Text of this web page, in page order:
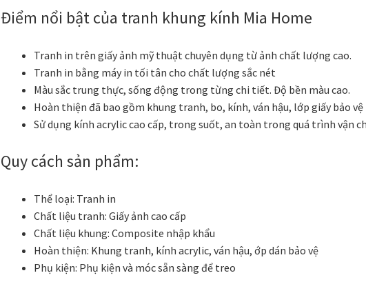
số
lượng
Điểm nổi bật của tranh khung kính Mia Home
Tranh in trên giấy ảnh mỹ thuật chuyên dụng từ ảnh chất lượng cao.
Tranh in bằng máy in tối tân cho chất lượng sắc nét
Màu sắc trung thực, sống động trong từng chi tiết. Độ bền màu cao.
Hoàn thiện đã bao gồm khung tranh, bo, kính, ván hậu, lớp giấy bảo vệ
Sử dụng kính acrylic cao cấp, trong suốt, an toàn trong quá trình vận
Quy cách sản phẩm:
Thể loại: Tranh in
Chất liệu tranh: Giấy ảnh cao cấp
Chất liệu khung: Composite nhập khẩu
Hoàn thiện: Khung tranh, kính acrylic, ván hậu, ớp dán bảo vệ
Phụ kiện: Phụ kiện và móc sẵn sàng để treo